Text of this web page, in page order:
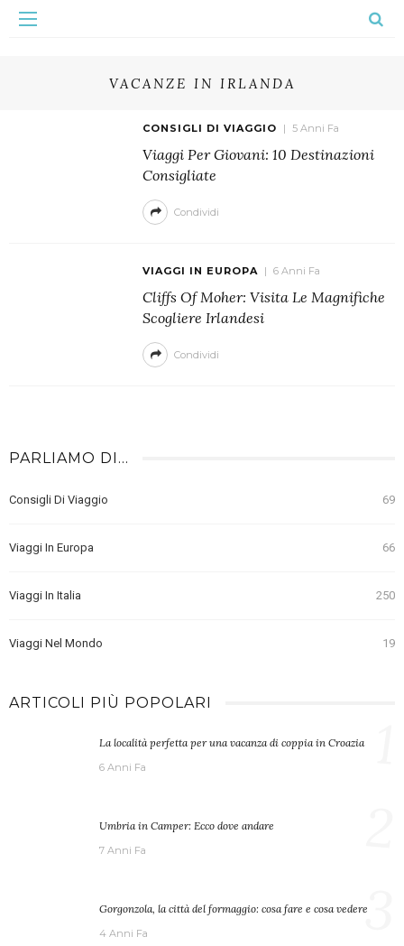
VACANZE IN IRLANDA
CONSIGLI DI VIAGGIO 5 Anni Fa
Viaggi Per Giovani: 10 Destinazioni
Consigliate
Condividi
VIAGGI IN EUROPA 6 Anni Fa
Cliffs Of Moher: Visita Le Magnifiche
Scogliere Irlandesi
Condividi
PARLIAMO DI…
Consigli Di Viaggio 69
Viaggi In Europa 66
Viaggi In Italia 250
Viaggi Nel Mondo 19
ARTICOLI PIÙ POPOLARI
La località perfetta per una vacanza di coppia in Croazia
6 Anni Fa
Umbria in Camper: Ecco dove andare
7 Anni Fa
Gorgonzola, la città del formaggio: cosa fare e cosa vedere
4 Anni Fa 3